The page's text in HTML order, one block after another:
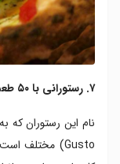
۷. رستورانی با ۵۰ طعم